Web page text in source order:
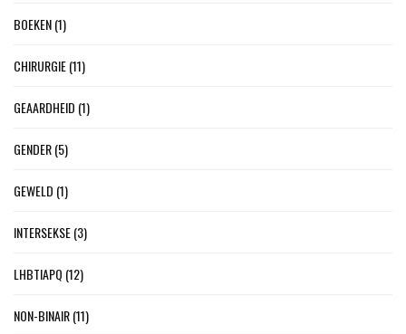
BOEKEN(1)
CHIRURGIE(11)
GEAARDHEID (1)
GENDER(5)
GEWELD (1)
INTERSEKSE(3)
LHBTIAPQ (12)
NON-BINAIR(11)